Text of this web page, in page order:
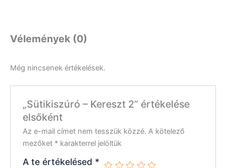
Vélemények (0)
Még nincsenek értékelések.
„Sütikiszúró – Kereszt 2” értékelése
elsőként
Az e-mail címet nem tesszük közzé. A kötelező
mezőket * karakterrel jelöltük
A te értékelésed *